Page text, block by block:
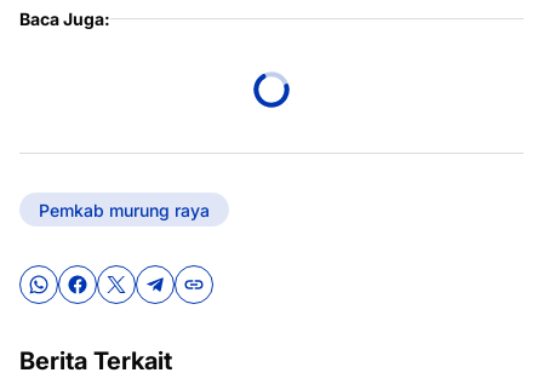
Baca Juga:
Pemkab murung raya
Berita Terkait